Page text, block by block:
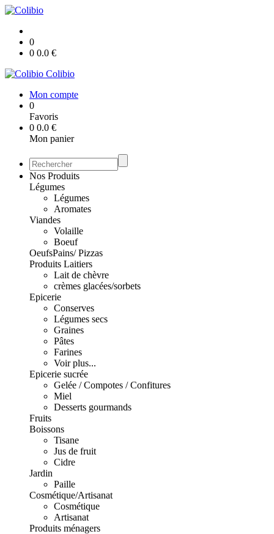
0
0 0.0 €
Colibio
Mon compte
0
Favoris
0 0.0 €
Mon panier
Nos Produits
Légumes
Légumes
Aromates
Viandes
Volaille
Boeuf
OeufsPains/ Pizzas
Produits Laitiers
Lait de chèvre
crèmes glacées/sorbets
Epicerie
Conserves
Légumes secs
Graines
Pâtes
Farines
Voir plus...
Epicerie sucrée
Gelée / Compotes / Confitures
Miel
Desserts gourmands
Fruits
Boissons
Tisane
Jus de fruit
Cidre
Jardin
Paille
Cosmétique/Artisanat
Cosmétique
Artisanat
Produits ménagers